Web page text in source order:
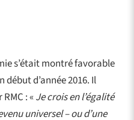
s’était montré favorable
début d’année 2016. Il
: «Je crois en l’égalité
universel – ou d’une